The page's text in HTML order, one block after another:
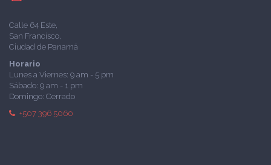
Calle 64 Este,
San Francisco,
Ciudad de Panamá
Horario
Lunes a Viernes: 9 am - 5 pm
Sábado: 9 am - 1 pm
Domingo: Cerrado
+507 396 5060